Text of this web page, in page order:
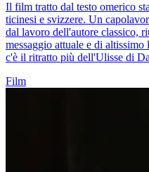
Il film tratto dal testo omerico
ticinesi e svizzere. Un
dal lavoro dell'autore classico,
messaggio attuale e di
c'è il ritratto più dell'Ulisse di
Film